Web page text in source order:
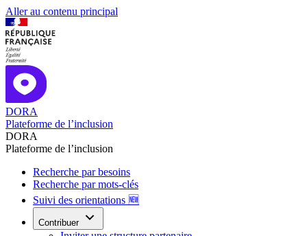
Aller au contenu principal
DORA
Plateforme de l’inclusion
DORA
Plateforme de l’inclusion
Recherche par besoins
Recherche par mots-clés
Suivi des orientations 🆕
Contribuer